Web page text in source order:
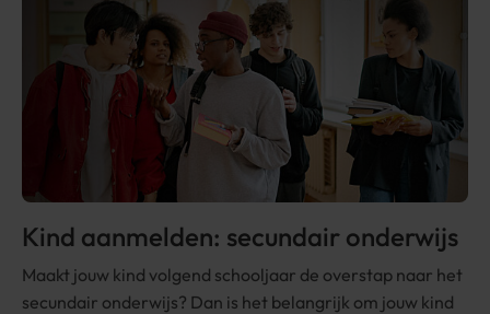
Kind aanmelden: secundair onderwijs
Maakt jouw kind volgend schooljaar de overstap naar het
secundair onderwijs? Dan is het belangrijk om jouw kind